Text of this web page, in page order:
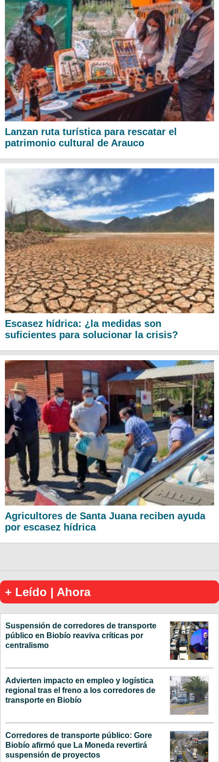
Lanzan ruta turística para rescatar el
patrimonio cultural de Arauco
Escasez hídrica: ¿la medidas son
suficientes para solucionar la crisis?
Agricultores de Santa Juana reciben ayuda
por escasez hídrica
+ Leído | Ahora
Suspensión de corredores de transporte
público en Biobío reaviva críticas por
centralismo
Advierten impacto en empleo y logística
regional tras el freno a los corredores de
transporte en Biobío
Corredores de transporte público: Gore
Biobío afirmó que La Moneda revertirá
suspensión de proyectos